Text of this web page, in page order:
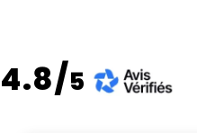
4.8/5